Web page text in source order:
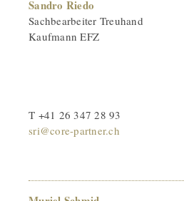
Sandro Riedo
Sachbearbeiter Treuhand
Kaufmann EFZ
T +41 26 347 28 93
sri@core-partner.ch